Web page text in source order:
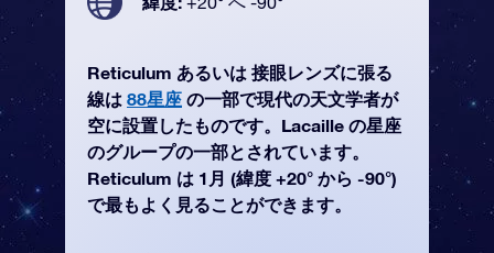
Reticulum あるいは 接眼レンズに張る
線は 88星座 の一部で現代の天文学者が
空に設置したものです。Lacaille の星座
のグループの一部とされています。
Reticulum は 1月 (緯度 +20° から -90°)
で最もよく見ることができます。